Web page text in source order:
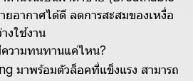
ยอากาศได้ดี ลดการสะสมของเหงื่อ
งใช้งาน
วามทนทานแค่ไหน?
มาพร้อมตัวล็อคที่แข็งแรง สามารถ